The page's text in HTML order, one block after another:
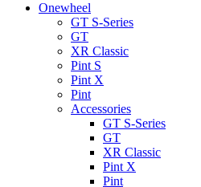
Onewheel
GT S-Series
GT
XR Classic
Pint S
Pint X
Pint
Accessories
GT S-Series
GT
XR Classic
Pint X
Pint